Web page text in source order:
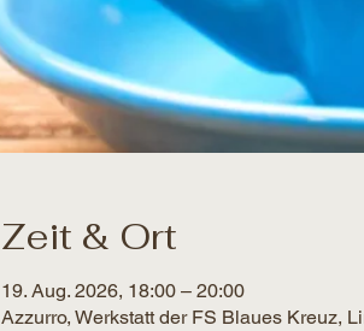
Zeit & Ort
19. Aug. 2026, 18:00 – 20:00
Azzurro, Werkstatt der FS Blaues Kreuz,